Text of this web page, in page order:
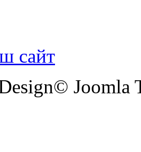
сайт
Joomla